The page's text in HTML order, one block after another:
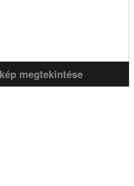
megtekintése